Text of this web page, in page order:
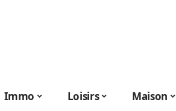
Immo Loisirs Maison